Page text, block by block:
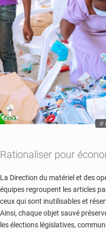
©
Rationaliser pour
La Direction du matériel et des
équipes regroupent les articles
ceux qui sont inutilisables et
Ainsi, chaque objet sauvé
les élections législatives,